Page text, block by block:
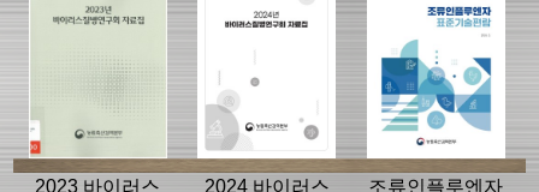
2023 바이러스 2024 바이러스 조류인플루엔자